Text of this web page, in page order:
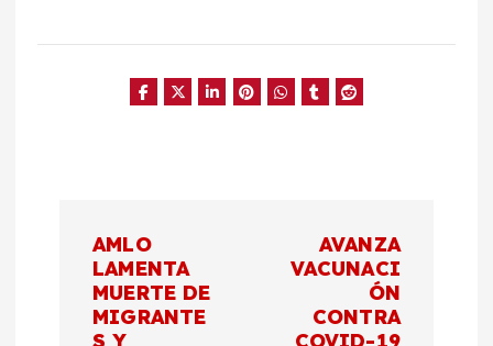
AMLO
LAMENTA
MUERTE DE
MIGRANTE
AVANZA
VACUNACI
ÓN
CONTRA